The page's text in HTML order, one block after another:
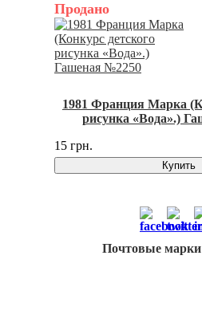
Продано
1981 Франция Марка
рисунка «Вода».)
15 грн.
Купить
Почтовые марки